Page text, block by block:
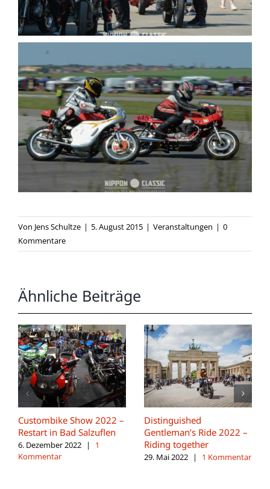
Von Jens Schultze | 5. August 2015 | Veranstaltungen | 0
Kommentare
Ähnliche Beiträge
Custombike Show 2022 –
Restart in Bad Salzuflen
6. Dezember 2022 |
1
Kommentar
Distinguished
Gentleman’s Ride 2022 –
Riding together
29. Mai 2022 | 1 Kommentar